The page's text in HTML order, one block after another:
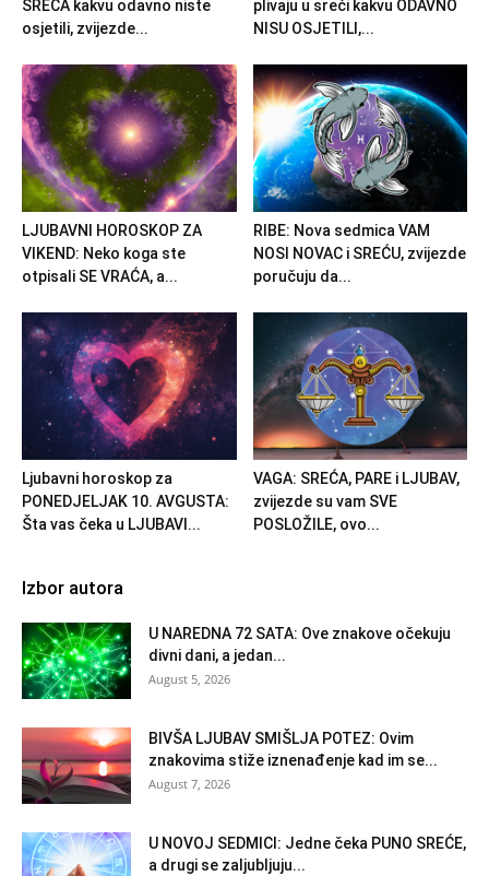
SREĆA kakvu odavno niste
osjetili, zvijezde...
plivaju u sreći kakvu ODAVNO
NISU OSJETILI,...
LJUBAVNI HOROSKOP ZA
VIKEND: Neko koga ste
otpisali SE VRAĆA, a...
RIBE: Nova sedmica VAM
NOSI NOVAC i SREĆU, zvijezde
poručuju da...
Ljubavni horoskop za
PONEDJELJAK 10. AVGUSTA:
Šta vas čeka u LJUBAVI...
VAGA: SREĆA, PARE i LJUBAV,
zvijezde su vam SVE
POSLOŽILE, ovo...
Izbor autora
U NAREDNA 72 SATA: Ove znakove očekuju
divni dani, a jedan...
August 5, 2026
BIVŠA LJUBAV SMIŠLJA POTEZ: Ovim
znakovima stiže iznenađenje kad im se...
August 7, 2026
U NOVOJ SEDMICI: Jedne čeka PUNO SREĆE,
a drugi se zaljubljuju...